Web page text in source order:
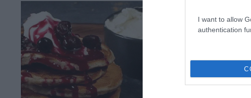
I want to allow
authentication